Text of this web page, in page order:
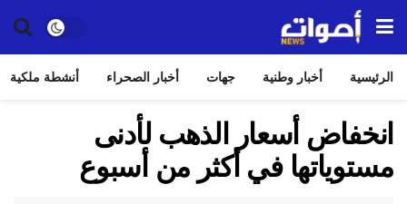
الرئيسية أخبار وطنية جهات أخبار الصحراء أنشطة ملكية
انخفاض أسعار الذهب لأدنى
مستوياتها في أكثر من أسبوع